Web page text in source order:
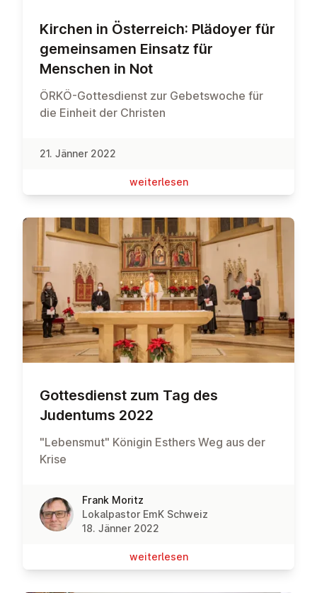
Kirchen in Ös­ter­reich: Plädoyer für
ge­mein­sa­men Einsatz für
Menschen in Not
ÖRKÖ-Gottesdienst zur Gebetswoche für
die Einheit der Christen
21. Jänner 2022
wei­ter­le­sen
Got­tes­dienst zum Tag des
Judentums 2022
"Lebensmut" Königin Esthers Weg aus der
Krise
Frank Moritz
Lokalpastor EmK Schweiz
18. Jänner 2022
wei­ter­le­sen